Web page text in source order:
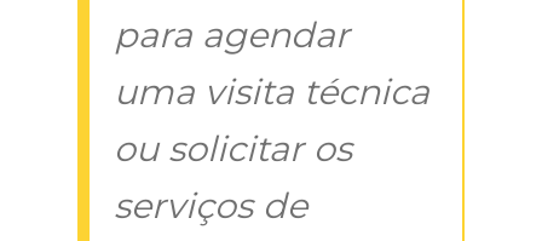
para agendar
uma visita técnica
ou solicitar os
serviços de